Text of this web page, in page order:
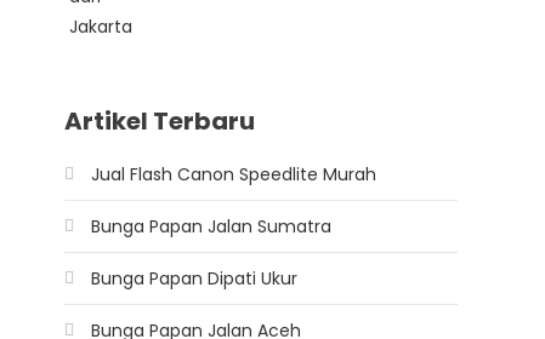
Artikel Terbaru
Jual Flash Canon Speedlite Murah
Bunga Papan Jalan Sumatra
Bunga Papan Dipati Ukur
Bunga Papan Jalan Aceh